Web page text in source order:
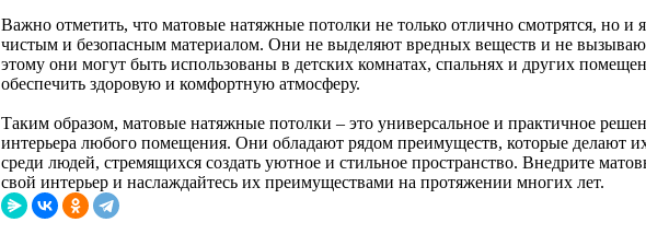
Важно отметить, что матовые натяжные потолки не только отлично смотрятся, но и
чистым и безопасным материалом. Они не выделяют вредных веществ и не
этому они могут быть использованы в детских комнатах, спальнях и других
обеспечить здоровую и комфортную атмосферу.
Таким образом, матовые натяжные потолки – это универсальное и практичное
интерьера любого помещения. Они обладают рядом преимуществ, которые делают
среди людей, стремящихся создать уютное и стильное пространство. Внедрите
свой интерьер и наслаждайтесь их преимуществами на протяжении многих лет.